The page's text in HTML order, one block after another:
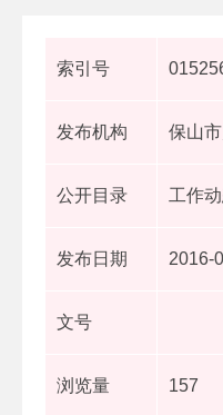
索引号
发布机构 保山
公开目录 工作
发布日期 2016-
文号
浏览量 157